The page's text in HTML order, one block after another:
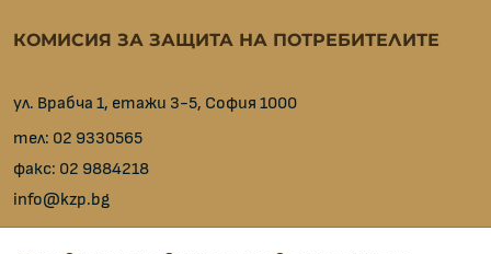
КОМИСИЯ ЗА ЗАЩИТА НА ПОТРЕБИТЕЛИТЕ
ул. Врабча 1, етажи 3-5, София 1000
тел: 02 9330565
факс: 02 9884218
info@kzp.bg